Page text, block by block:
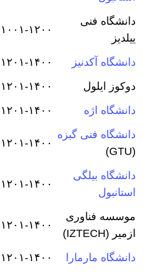
دانشگاه فنی
ییلدیز
۱۰۰۱-۱۲۰۰
دانشگاه آکدنیز ۱۲۰۱-۱۴۰۰
دوکوز ایلول
۱۲۰۱-۱۴۰۰
دانشگاه اژه
۱۲۰۱-۱۴۰۰
دانشگاه فنی گبزه
(GTU)
۱۲۰۱-۱۴۰۰
دانشگاه بیلگی
استانبول
۱۲۰۱-۱۴۰۰
موسسه فناوری
ازمیر (IZTECH)
۱۲۰۱-۱۴۰۰
دانشگاه مارمارا ۱۲۰۱-۱۴۰۰